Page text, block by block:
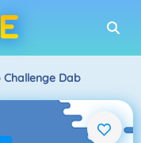
Challenge Dab